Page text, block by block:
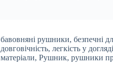
бавовняні рушники, безпечні
довговічність, легкість у догляді
матеріали, Рушник, рушники